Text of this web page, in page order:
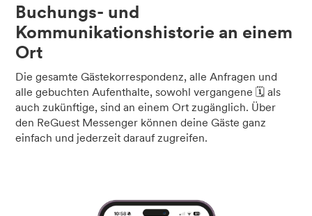
Buchungs- und
Kommunikationshistorie an einem
Ort
Die gesamte Gästekorrespondenz, alle Anfragen und
alle gebuchten Aufenthalte, sowohl vergangene 🗓️ als
auch zukünftige, sind an einem Ort zugänglich. Über
den ReGuest Messenger können deine Gäste ganz
einfach und jederzeit darauf zugreifen.